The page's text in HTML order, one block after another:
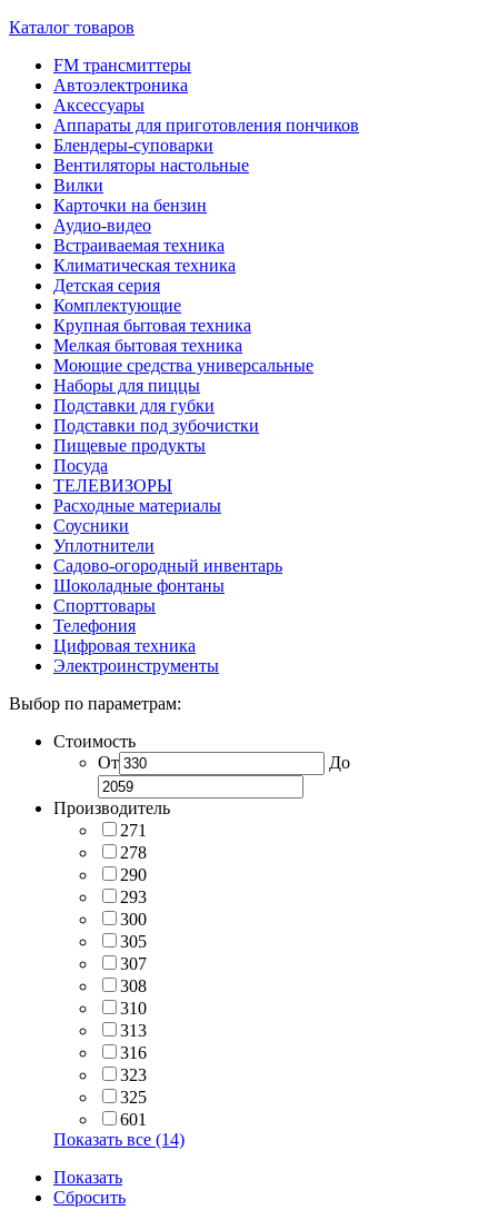
Каталог товаров
FM трансмиттеры
Автоэлектроника
Аксессуары
Аппараты для приготовления пончиков
Блендеры-суповарки
Вентиляторы настольные
Вилки
Карточки на бензин
Аудио-видео
Встраиваемая техника
Климатическая техника
Детская серия
Комплектующие
Крупная бытовая техника
Мелкая бытовая техника
Моющие средства универсальные
Наборы для пиццы
Подставки для губки
Подставки под зубочистки
Пищевые продукты
Посуда
ТЕЛЕВИЗОРЫ
Расходные материалы
Соусники
Уплотнители
Садово-огородный инвентарь
Шоколадные фонтаны
Спорттовары
Телефония
Цифровая техника
Электроинструменты
Выбор по параметрам:
Стоимость
От
До
Производитель
271
278
290
293
300
305
307
308
310
313
316
323
325
601
Показать все (14)
Показать
Сбросить